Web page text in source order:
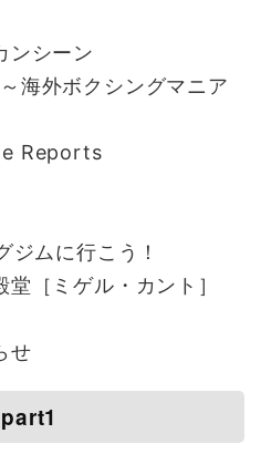
ンシーン
海外ボクシングマニア
Reports
ムに行こう！
［ミゲル・カント］
せ